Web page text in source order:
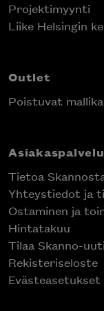
Projektimyynti
Liike Helsingin
Outlet
Poistuvat
Asiakaspalvelu
Tietoa
Yhteystiedot ja
Ostaminen ja
Hintatakuu
Tilaa Skanno-
Rekisteriseloste
Evästeasetukset